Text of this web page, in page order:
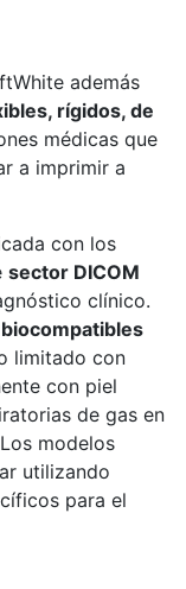
además
rígidos, de
médicas que
a imprimir a
con los
sector DICOM
clínico.
limitado con
con piel
de gas en
modelos
utilizando
para el